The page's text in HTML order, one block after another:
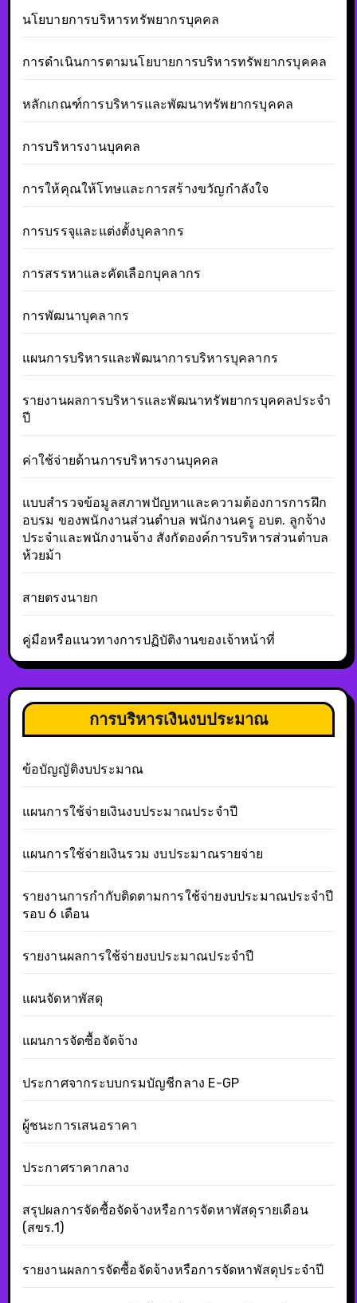
นโยบายการบริหารทรัพยากรบุคคล
การดำเนินการตามนโยบายการบริหารทรัพยากรบุคคล
หลักเกณฑ์การบริหารและพัฒนาทรัพยากรบุคคล
การบริหารงานบุคคล
การให้คุณให้โทษและการสร้างขวัญกำลังใจ
การบรรจุและแต่งตั้งบุคลากร
การสรรหาและคัดเลือกบุคลากร
การพัฒนาบุคลากร
แผนการบริหารและพัฒนาการบริหารบุคลากร
รายงานผลการบริหารและพัฒนาทรัพยากรบุคคลประจำ
ปี
ค่าใช้จ่ายด้านการบริหารงานบุคคล
แบบสำรวจข้อมูลสภาพปัญหาและความต้องการการฝึก
อบรม ของพนักงานส่วนตำบล พนักงานครู อบต. ลูกจ้าง
ประจำและพนักงานจ้าง สังกัดองค์การบริหารส่วนตำบล
ห้วยม้า
สายตรงนายก
คู่มือหรือแนวทางการปฏิบัติงานของเจ้าหน้าที่
การบริหารเงินงบประมาณ
ข้อบัญญัติงบประมาณ
แผนการใช้จ่ายเงินงบประมาณประจำปี
แผนการใช้จ่ายเงินรวม งบประมาณรายจ่าย
รายงานการกำกับติดตามการใช้จ่ายงบประมาณประจำปี
รอบ 6 เดือน
รายงานผลการใช้จ่ายงบประมาณประจำปี
แผนจัดหาพัสดุ
แผนการจัดซื้อจัดจ้าง
ประกาศจากระบบกรมบัญชีกลาง E-GP
ผู้ชนะการเสนอราคา
ประกาศราคากลาง
สรุปผลการจัดซื้อจัดจ้างหรือการจัดหาพัสดุรายเดือน
(สขร.1)
รายงานผลการจัดซื้อจัดจ้างหรือการจัดหาพัสดุประจำปี